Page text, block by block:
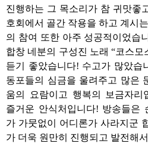
진행하는 그 목소리가 참 귀맛좋
호회에서 골간 작용을 하고 계시
의 참여 또한 아주 성공적이었습
합창 네분의 구성진 노래 “코스모
듣기 좋았습니다! 수고가 많았습
동포들의 심금을 울려주고 많은
움의 요람이고 행복의 보금자리
즐거운 안식처입니다! 방송들은
가 가뭇없이 어디론가 사라지군
가 더욱 원만히 진행되고 발전해